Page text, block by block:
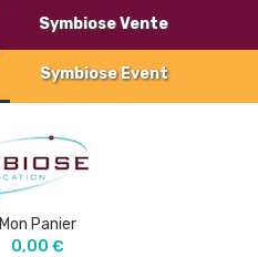
Symbiose Vente
Symbiose Event
Mon Panier
0,00 €